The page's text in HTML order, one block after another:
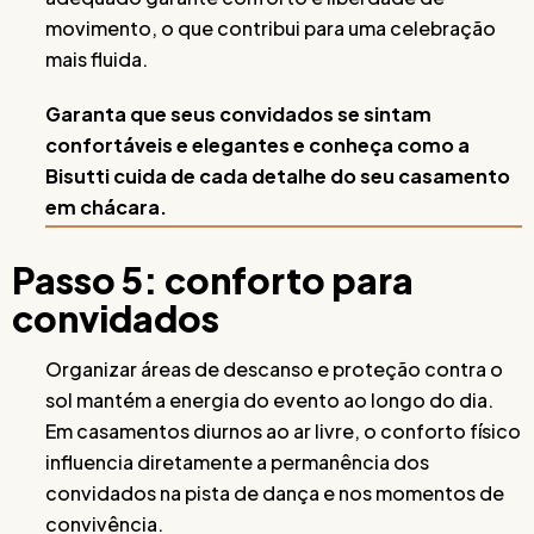
movimento, o que contribui para uma celebração
mais fluida.
Garanta que seus convidados se sintam
confortáveis e elegantes e conheça como a
Bisutti cuida de cada detalhe do seu casamento
em chácara.
Passo 5: conforto para
convidados
Organizar áreas de descanso e proteção contra o
sol mantém a energia do evento ao longo do dia.
Em casamentos diurnos ao ar livre, o conforto físico
influencia diretamente a permanência dos
convidados na pista de dança e nos momentos de
convivência.